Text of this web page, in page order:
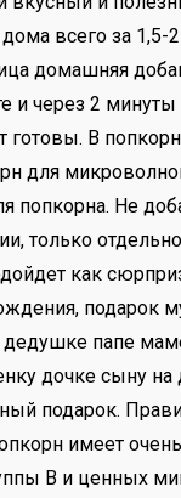
дома всего за 1,5-
домашняя
и через 2 минуты
готовы. В
для
попкорна. Не
только
как
подарок
папе
дочке сыну
подарок.
имеет
В и ценных